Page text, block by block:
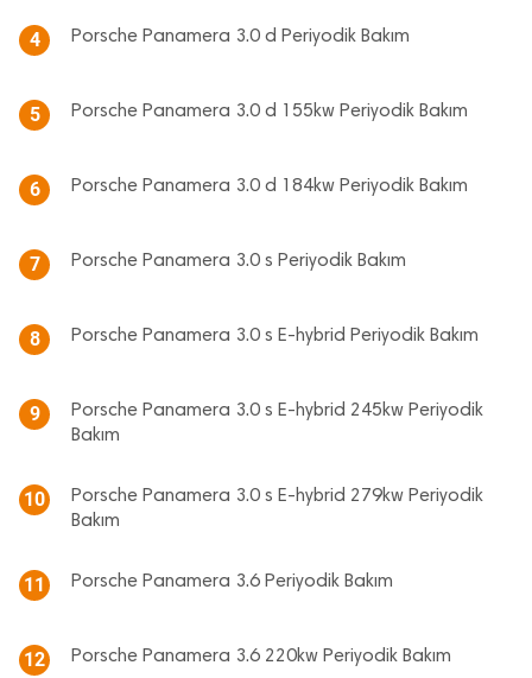
4 Porsche Panamera 3.0 d Periyodik Bakım
5 Porsche Panamera 3.0 d 155kw Periyodik Bakım
6 Porsche Panamera 3.0 d 184kw Periyodik Bakım
7 Porsche Panamera 3.0 s Periyodik Bakım
8 Porsche Panamera 3.0 s E-hybrid Periyodik Bakım
9
Porsche Panamera 3.0 s E-hybrid 245kw Periyodik
Bakım
10
Porsche Panamera 3.0 s E-hybrid 279kw Periyodik
Bakım
11 Porsche Panamera 3.6 Periyodik Bakım
12 Porsche Panamera 3.6 220kw Periyodik Bakım